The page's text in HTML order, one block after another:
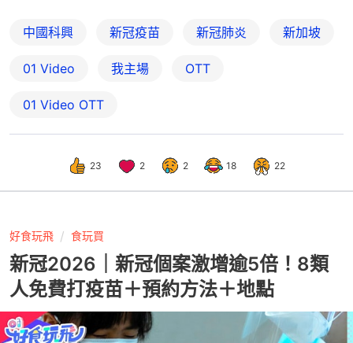
中國科興 新冠疫苗 新冠肺炎 新加坡
01 Video 我主場 OTT
01‌ ‌Video‌ ‌OTT
23 2 2 18 22
好食玩飛 食玩買
新冠2026｜新冠個案激增逾5倍！8類
人免費打疫苗＋預約方法＋地點